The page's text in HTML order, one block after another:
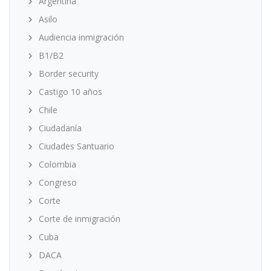
Asilo
Audiencia inmigración
B1/B2
Border security
Castigo 10 años
Chile
Ciudadanía
Ciudades Santuario
Colombia
Congreso
Corte
Corte de inmigración
Cuba
DACA